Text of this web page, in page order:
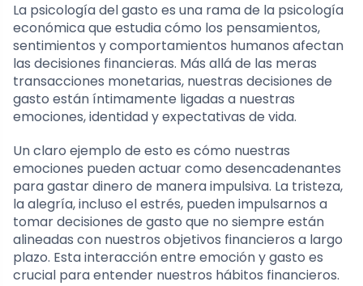
La psicología del gasto es una rama de la psicología
económica que estudia cómo los pensamientos,
sentimientos y comportamientos humanos afectan
las decisiones financieras. Más allá de las meras
transacciones monetarias, nuestras decisiones de
gasto están íntimamente ligadas a nuestras
emociones, identidad y expectativas de vida.
Un claro ejemplo de esto es cómo nuestras
emociones pueden actuar como desencadenantes
para gastar dinero de manera impulsiva. La tristeza,
la alegría, incluso el estrés, pueden impulsarnos a
tomar decisiones de gasto que no siempre están
alineadas con nuestros objetivos financieros a largo
plazo. Esta interacción entre emoción y gasto es
crucial para entender nuestros hábitos financieros.